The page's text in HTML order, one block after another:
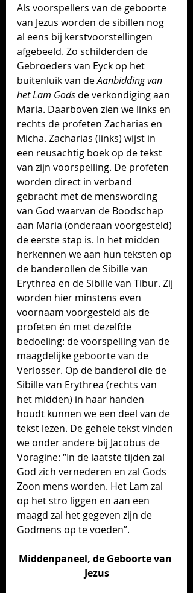
Als voorspellers van de geboorte
van Jezus worden de sibillen nog
al eens bij kerst­voorstellingen
afgebeeld. Zo schilderden de
Gebroeders van Eyck op het
buitenluik van de Aanbidding van
het Lam Gods de verkondiging aan
Maria. Daarboven zien we links en
rechts de profeten Zacharias en
Micha. Zacharias (links) wijst in
een reusachtig boek op de tekst
van zijn voorspelling. De profeten
worden direct in verband
gebracht met de menswording
van God waarvan de Boodschap
aan Maria (onderaan voorgesteld)
de eerste stap is. In het midden
herkennen we aan hun teksten op
de banderollen de Sibille van
Erythrea en de Sibille van Tibur. Zij
worden hier minstens even
voornaam voorgesteld als de
profeten én met dezelfde
bedoeling: de voorspelling van de
maagdelijke geboorte van de
Verlosser. Op de banderol die de
Sibille van Erythrea (rechts van
het midden) in haar handen
houdt kunnen we een deel van de
tekst lezen. De gehele tekst vinden
we onder andere bij Jacobus de
Voragine: “In de laatste tijden zal
God zich vernederen en zal Gods
Zoon mens worden. Het Lam zal
op het stro liggen en aan een
maagd zal het gegeven zijn de
Godmens op te voeden”.
Middenpaneel, de Geboorte van
Jezus